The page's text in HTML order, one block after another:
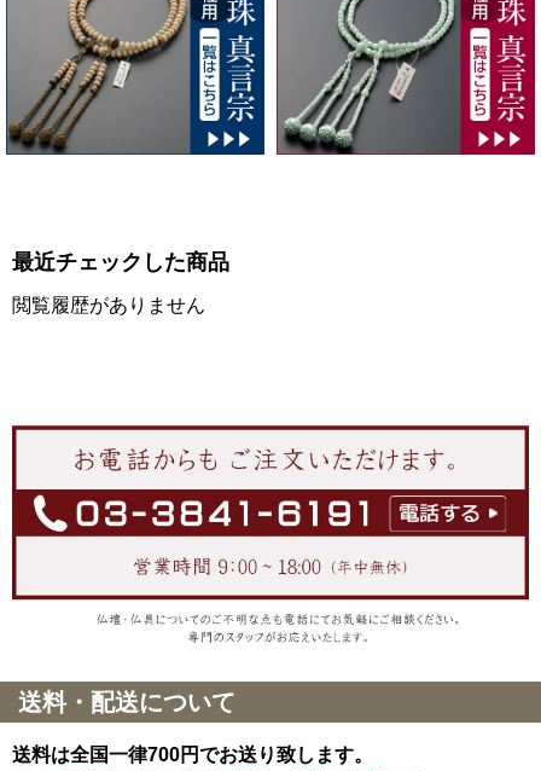
最近チェックした商品
閲覧履歴がありません
送料・配送について
送料は全国一律700円でお送り致します。